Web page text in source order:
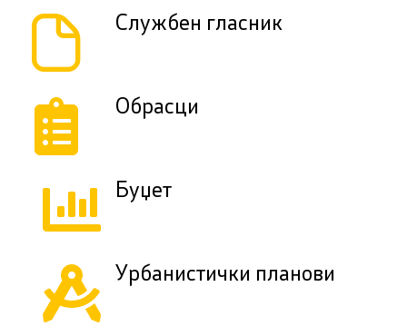
Службен гласник
Обрасци
Буџет
Урбанистички планови